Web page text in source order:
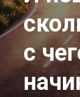
с